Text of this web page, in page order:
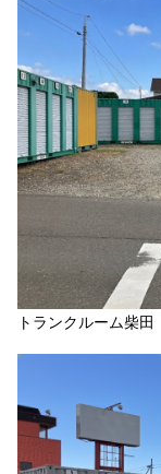
トランクルーム柴田